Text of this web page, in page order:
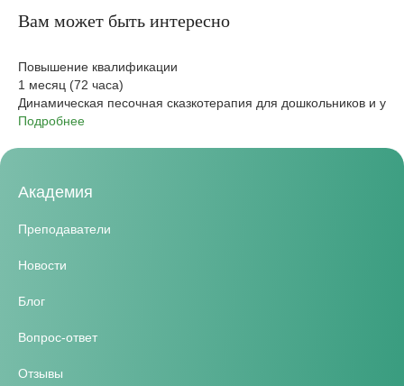
Вам может быть интересно
Повышение квалификации
1 месяц (72 часа)
Динамическая песочная сказкотерапия для дошкольников и
Подробнее
Академия
Преподаватели
Новости
Блог
Вопрос-ответ
Отзывы